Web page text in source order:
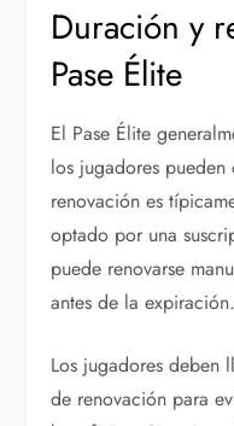
Duración y
Pase Élite
El Pase Élite
los jugadores
renovación es
optado por una
puede renovarse
antes de la expiración.
Los jugadores deben
de renovación para